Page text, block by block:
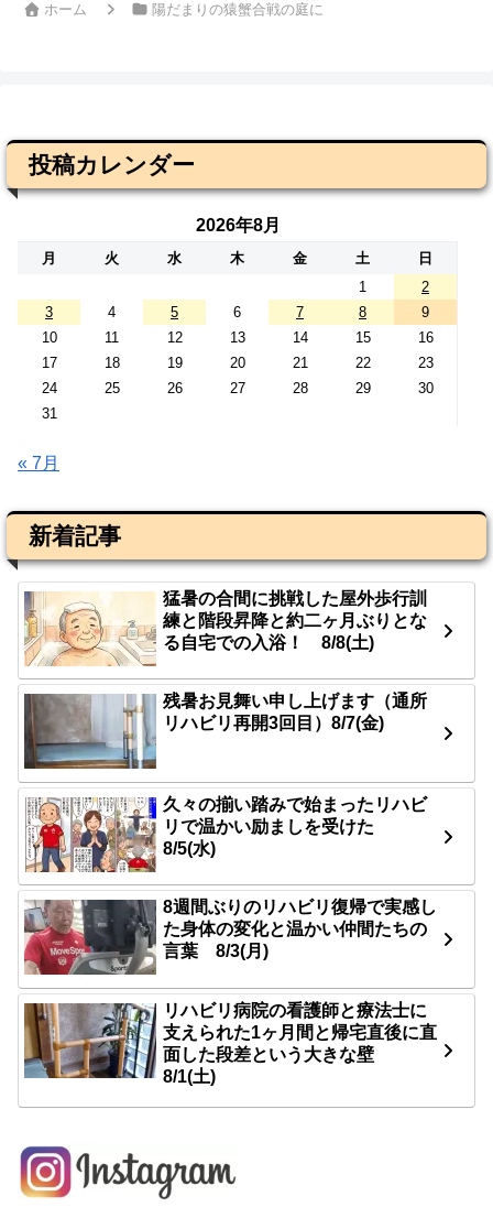
ホーム 陽だまりの猿蟹合戦の庭に
投稿カレンダー
2026年8月
月 火 水 木 金 土
日
1
2
3
4 5 6 7 8
9
10
11 12 13 14 15
16
17
18 19 20 21 22
23
24
25 26 27 28 29
30
31
« 7月
新着記事
猛暑の合間に挑戦した屋外歩行訓
練と階段昇降と約二ヶ月ぶりとな
る自宅での入浴！ 8/8(土)
残暑お見舞い申し上げます（通所
リハビリ再開3回目）8/7(金)
久々の揃い踏みで始まったリハビ
リで温かい励ましを受けた
8/5(水)
8週間ぶりのリハビリ復帰で実感し
た身体の変化と温かい仲間たちの
言葉 8/3(月)
リハビリ病院の看護師と療法士に
支えられた1ヶ月間と帰宅直後に直
面した段差という大きな壁
8/1(土)